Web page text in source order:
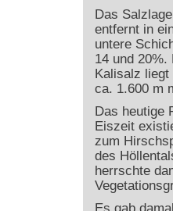
Das
entfernt in
untere
14 und
Kalisalz liegt
ca. 1.600 m
Das heutige
Eiszeit
zum
des
herrschte